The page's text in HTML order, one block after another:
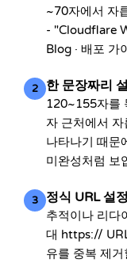
~70자에서 자
- "Cloudflare
Blog · 배포 가
2 한 문장짜리
120~155자를
자 근처에서
나타나기 때문
미완성처럼 보
3 정식 URL 설
추적이나 리다
대 https://
유를 중복 제거